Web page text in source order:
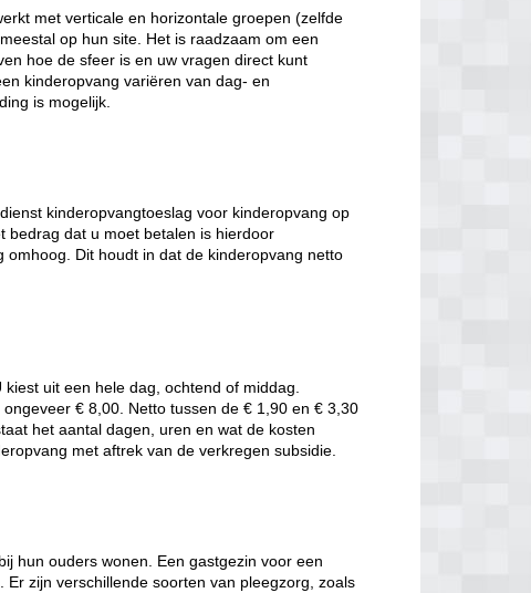
met verticale en horizontale groepen (zelfde
op hun site. Het is raadzaam om een
hoe de sfeer is en uw vragen direct kunt
kinderopvang variëren van dag- en
is mogelijk.
kinderopvangtoeslag voor kinderopvang op
bedrag dat u moet betalen is hierdoor
Dit houdt in dat de kinderopvang netto
uit een hele dag, ochtend of middag.
€ 8,00. Netto tussen de € 1,90 en € 3,30
het aantal dagen, uren en wat de kosten
met aftrek van de verkregen subsidie.
hun ouders wonen. Een gastgezin voor een
zijn verschillende soorten van pleegzorg, zoals